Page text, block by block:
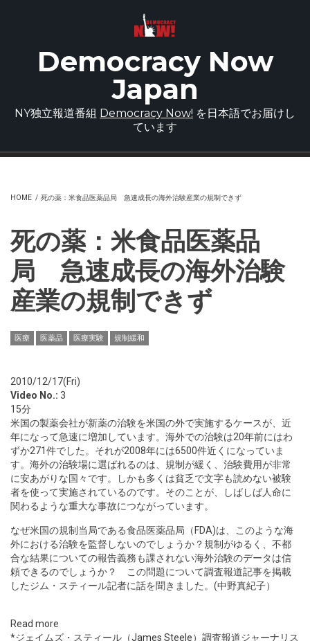
Democracy Now
Japan
NY独立報道番組 Democracy Now! を日本語でお届けし
ています
HOME / 死の薬：米食品医薬品局 急速成長の海外治験産業の規制できず
死の薬：米食品医薬品
局 急速成長の海外治験
産業の規制できず
医療 医薬品 医療実験 規制緩和
2010/12/17(Fri)
Video No.: 3
15分
米国の製薬会社が新薬の治験を米国の外で実施するケースが、近
年になって急速に増加しています。海外での治験は20年前にはわ
ずか271件でした。それが2008年には6500件近くになっていま
す。海外の治験場に選ばれるのは、規制が緩く、治験費用が非常
に安あがりな国々です。しかも多くは貧乏で文字も読めない被験
者を使って実施されているのです。そのことが、しばしば人命に
関わるような重大な事故につながっています。
なぜ米国の規制当局である食品医薬品局（FDA)は、このような海
外における治験を監督しないのでしょうか？規制がゆるく、不都
合な結果についての報告義務も課されない海外治験のデータは信
頼できるのでしょうか？ この問題について調査報道記事を掲載
したジム・スティール記者に話を聞きました。(中野真紀子）
Read more
*ジェイムズ・スティール（James Steele）調査報道ジャーナリス